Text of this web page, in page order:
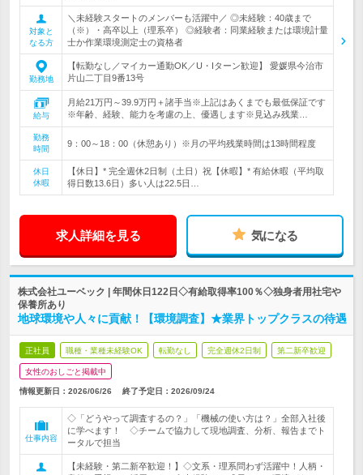
対象と
なる方
＼未経験スタートのメンバーも活躍中／ ◎未経験：40歳まで
（※）・高卒以上（理系卒） ◎経験者：同業経験または環境計量
士か作業環境測定士の資格者
勤務地
【転勤なし／マイカー通勤OK／U・Iターン歓迎】 愛媛県今治市
片山二丁目9番13号
給与
月給21万円～39.9万円＋諸手当※上記はあくまでも最低保証です
※年齢、経験、能力を考慮の上、優遇します※見込み残業…
勤務
時間
9：00～18：00（休憩あり）※月の平均残業時間は13時間程度
休日
休暇
【休日】* 完全週休2日制（土日）祝【休暇】* 有給休暇（平均取
得日数13.6日）多い人は22.5日…
求人詳細を見る 気になる
株式会社ユーベック | 年間休日122日◇有給取得率100％◇独身者用社宅や
保養所あり
地球環境や人々に貢献！【環境調査】★業界トップクラスの待遇
正社員 職種・業種未経験OK 転勤なし 完全週休2日制 第二新卒歓迎
女性のおしごと掲載中
情報更新日：2026/06/26 終了予定日： 2026/09/24
仕事内容
◇「どうやって調査するの？」「機械の使い方は？」全部入社後
に学べます！ ◇チームで協力して現地調査、分析、報告までト
ータルで担当
【未経験・第二新卒歓迎！】◇文系・理系問わず活躍中！人柄・